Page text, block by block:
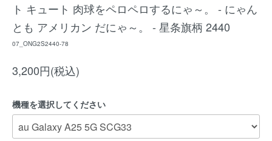
ト キュート 肉球をペロペロするにゃ～。 - にゃん
とも アメリカン だにゃ～。 - 星条旗柄 2440
07_ONG2S2440-78
3,200円(税込)
機種を選択してください